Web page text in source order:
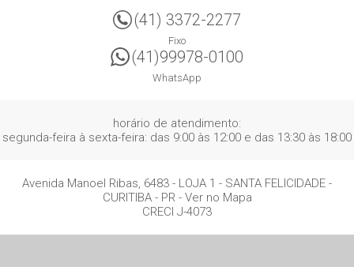
(41) 3372-2277
Fixo
(41)99978-0100
WhatsApp
horário de atendimento:
segunda-feira à sexta-feira: das 9:00 às 12:00 e das 13:30 às 18:00
Avenida Manoel Ribas, 6483 - LOJA 1 - SANTA FELICIDADE -
CURITIBA- PR- Ver no Mapa
CRECI J-4073